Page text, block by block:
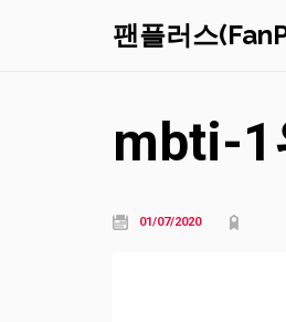
팬플러스
mbti-1
01/07/2020